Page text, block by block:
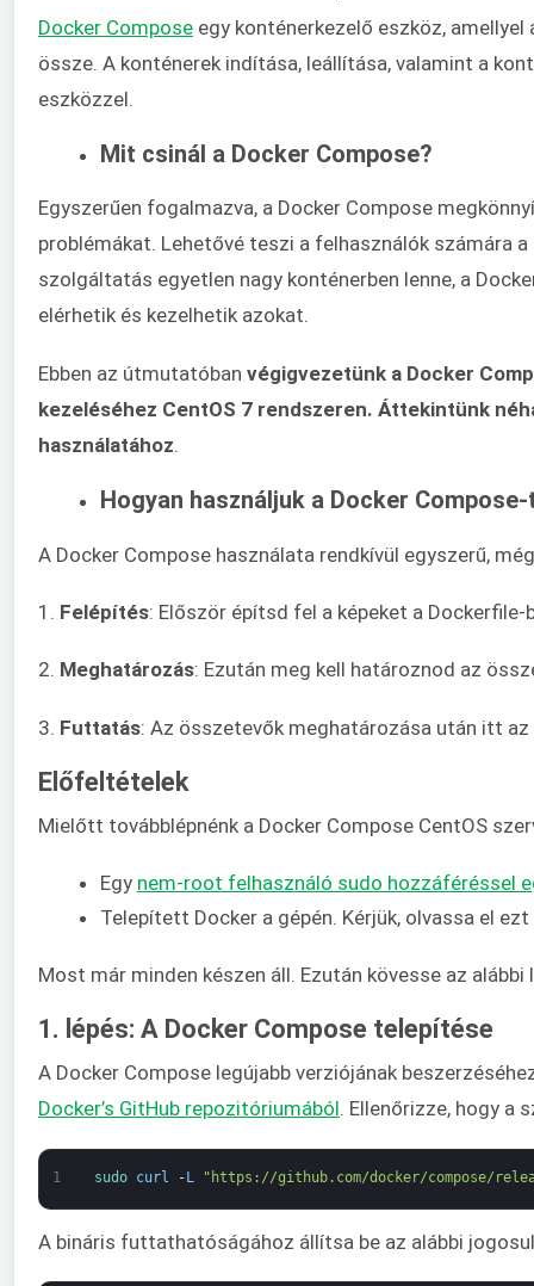
Docker Compose egy konténerkezelő eszköz,
össze. A konténerek indítása, leállítása, valamint a
eszközzel.
Mit csinál a Docker Compose?
Egyszerűen fogalmazva, a Docker Compose
problémákat. Lehetővé teszi a felhasználók számára
szolgáltatás egyetlen nagy konténerben lenne, a
elérhetik és kezelhetik azokat.
Ebben az útmutatóban végigvezetünk a Docker
kezeléséhez CentOS 7 rendszeren. Áttekintünk
használatához
Hogyan használjuk a Docker
A Docker Compose használata rendkívül egyszerű,
1. Felépítés: Először építsd fel a képeket a
2. Meghatározás: Ezután meg kell határoznod az
3. Futtatás: Az összetevők meghatározása után itt
Előfeltételek
Mielőtt továbblépnénk a Docker Compose CentOS
Egy nem-root felhasználó sudo hozzáféréssel
Telepített Docker a gépén. Kérjük, olvassa el
Most már minden készen áll. Ezután kövesse az
1. lépés: A Docker Compose telepítése
A Docker Compose legújabb verziójának
Docker’s GitHub repozitóriumából. Ellenőrizze, hogy a
1 sudo curl -L "https://github.com/docker/compose/
A bináris futtathatóságához állítsa be az alábbi